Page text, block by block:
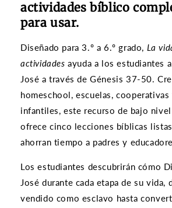
actividades bíblico
para usar.
Diseñado para 3.º a 6.º grado, La
actividades ayuda a los estudiantes
José a través de Génesis 37-50.
homeschool, escuelas,
infantiles, este recurso de bajo
ofrece cinco lecciones bíblicas
ahorran tiempo a padres y
Los estudiantes descubrirán cómo
José durante cada etapa de su vida,
vendido como esclavo hasta